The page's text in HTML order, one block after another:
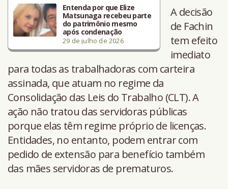
Entenda por que Elize
Matsunaga recebeu parte
do patrimônio mesmo
após condenação
29 de julho de 2026
A decisão
de Fachin
tem efeito
imediato
para todas as trabalhadoras com carteira
assinada, que atuam no regime da
Consolidação das Leis do Trabalho (CLT). A
ação não tratou das servidoras públicas
porque elas têm regime próprio de licenças.
Entidades, no entanto, podem entrar com
pedido de extensão para benefício também
das mães servidoras de prematuros.